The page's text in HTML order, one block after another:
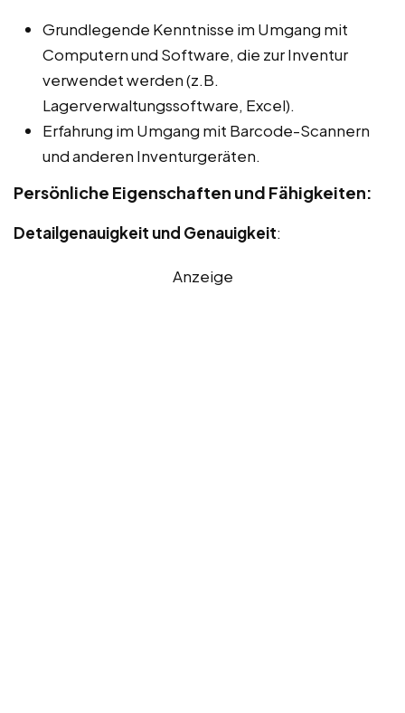
Grundlegende Kenntnisse im Umgang mit
Computern und Software, die zur Inventur
verwendet werden (z.B.
Lagerverwaltungssoftware, Excel).
Erfahrung im Umgang mit Barcode-Scannern
und anderen Inventurgeräten.
Persönliche Eigenschaften und Fähigkeiten:
Detailgenauigkeit und Genauigkeit:
Anzeige